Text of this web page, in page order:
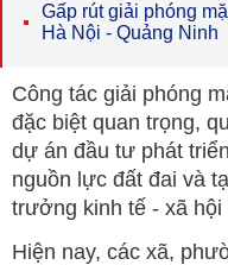
Gấp rút giải phóng
Hà Nội - Quảng Ninh
Công tác giải phóng
đặc biệt quan trọng,
dự án đầu tư phát
nguồn lực đất đai và
trưởng kinh tế - xã hội
Hiện nay, các xã,